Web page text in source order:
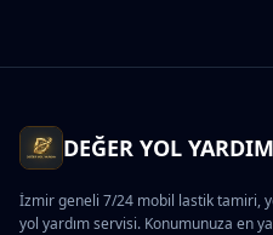
DEĞER YOL YARDIM
İzmir geneli 7/24 mobil lastik tamiri,
yol yardım servisi. Konumunuza en